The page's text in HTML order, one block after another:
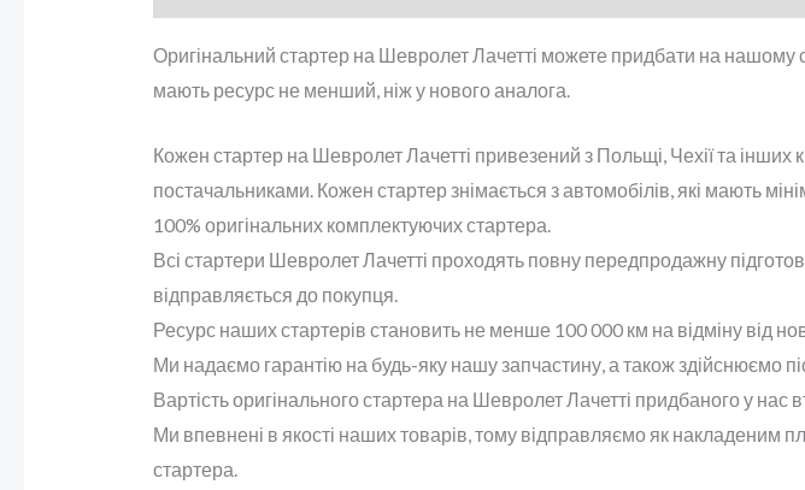
Оригінальний стартер на Шевролет Лачетті можете придбати на нашому
мають ресурс не менший, ніж у нового аналога.
Кожен стартер на Шевролет Лачетті привезений з Польщі, Чехії та інших
постачальниками. Кожен стартер знімається з автомобілів, які мають
100% оригінальних комплектуючих стартера.
Всі стартери Шевролет Лачетті проходять повну передпродажну
відправляється до покупця.
Ресурс наших стартерів становить не менше 100 000 км на відміну від
Ми надаємо гарантію на будь-яку нашу запчастину, а також здійснюємо
Вартість оригінального стартера на Шевролет Лачетті придбаного у
Ми впевнені в якості наших товарів, тому відправляємо як накладеним
стартера.